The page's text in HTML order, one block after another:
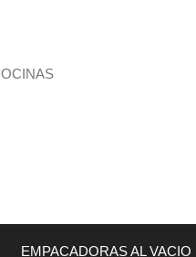
EMPACADORAS AL VACIO